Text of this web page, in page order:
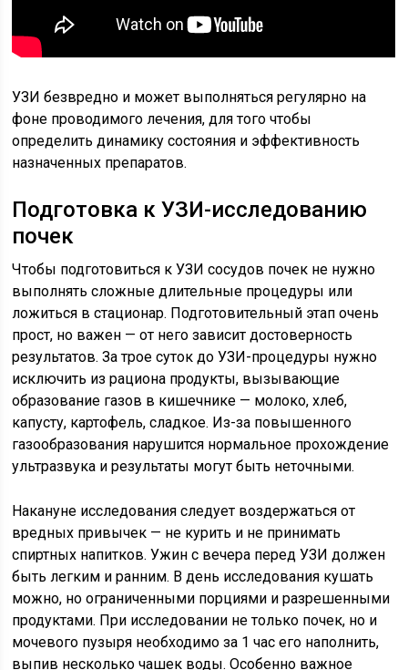
УЗИ безвредно и может выполняться регулярно на
фоне проводимого лечения, для того чтобы
определить динамику состояния и эффективность
назначенных препаратов.
Подготовка к УЗИ-исследованию
почек
Чтобы подготовиться к УЗИ сосудов почек не нужно
выполнять сложные длительные процедуры или
ложиться в стационар. Подготовительный этап очень
прост, но важен — от него зависит достоверность
результатов. За трое суток до УЗИ-процедуры нужно
исключить из рациона продукты, вызывающие
образование газов в кишечнике — молоко, хлеб,
капусту, картофель, сладкое. Из-за повышенного
газообразования нарушится нормальное прохождение
ультразвука и результаты могут быть неточными.
Накануне исследования следует воздержаться от
вредных привычек — не курить и не принимать
спиртных напитков. Ужин с вечера перед УЗИ должен
быть легким и ранним. В день исследования кушать
можно, но ограниченными порциями и разрешенными
продуктами. При исследовании не только почек, но и
мочевого пузыря необходимо за 1 час его наполнить,
выпив несколько чашек воды. Особенно важное